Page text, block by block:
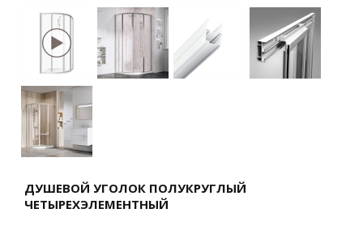
ДУШЕВОЙ УГОЛОК ПОЛУКРУГЛЫЙ
ЧЕТЫРЕХЭЛЕМЕНТНЫЙ